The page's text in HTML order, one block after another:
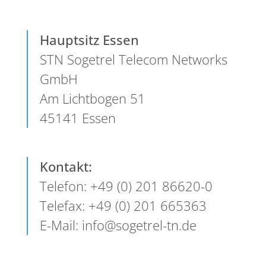
Hauptsitz Essen
STN Sogetrel Telecom Networks
GmbH
Am Lichtbogen 51
45141 Essen
Kontakt:
Telefon: +49 (0) 201 86620-0
Telefax: +49 (0) 201 665363
E-Mail: info@sogetrel-tn.de